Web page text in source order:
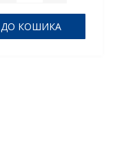
ДО КОШИКА